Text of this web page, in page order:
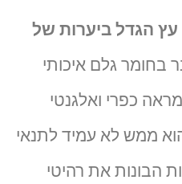
הגדל ביערות של
בחומר גלם איכותי
כפרי ואלגנטי
ממש לא עמיד לתנאי
הבונות את רהיטי